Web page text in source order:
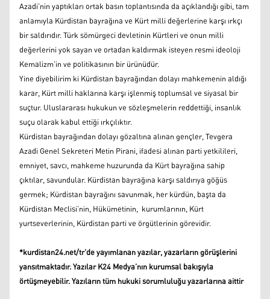
Azadi’nin yaptıkları ortak basın toplantısında da açıklandığı gibi, tam
anlamıyla Kürdistan bayrağına ve Kürt milli değerlerine karşı ırkçı
bir saldırıdır. Türk sömürgeci devletinin Kürtleri ve onun milli
değerlerini yok sayan ve ortadan kaldırmak isteyen resmi ideoloji
Kemalizm’in ve politikasının bir ürünüdür.
Yine diyebilirim ki Kürdistan bayrağından dolayı mahkemenin aldığı
karar, Kürt milli haklarına karşı işlenmiş toplumsal ve siyasal bir
suçtur. Uluslararası hukukun ve sözleşmelerin reddettiği, insanlık
suçu olarak kabul ettiği ırkçılıktır.
Kürdistan bayrağından dolayı gözaltına alınan gençler, Tevgera
Azadi Genel Sekreteri Metin Pirani, ifadesi alınan parti yetkilileri,
emniyet, savcı, mahkeme huzurunda da Kürt bayrağına sahip
çıktılar, savundular. Kürdistan bayrağına karşı saldırıya göğüs
germek; Kürdistan bayrağını savunmak, her kürdün, başta da
Kürdistan Meclisi’nin, Hükümetinin, kurumlarının, Kürt
yurtseverlerinin, Kürdistan parti ve örgütlerinin görevidir.
*kurdistan24.net/tr’de yayımlanan yazılar, yazarların görüşlerini
yansıtmaktadır. Yazılar K24 Medya’nın kurumsal bakışıyla
örtüşmeyebilir. Yazıların tüm hukuki sorumluluğu yazarlarına aittir